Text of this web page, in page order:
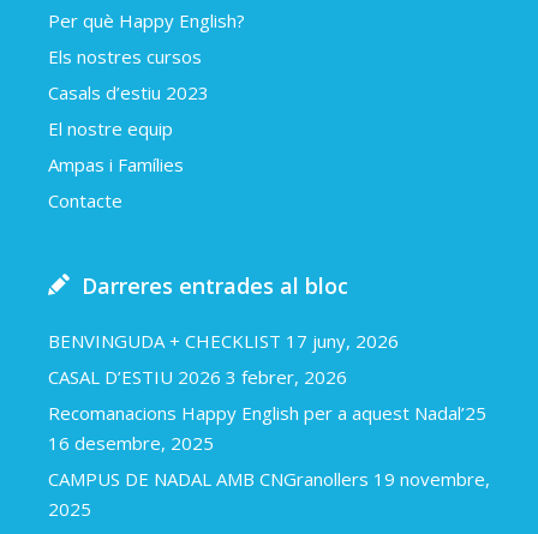
Per què Happy English?
Els nostres cursos
Casals d’estiu 2023
El nostre equip
Ampas i Famílies
Contacte
Darreres entrades al bloc
BENVINGUDA + CHECKLIST 17 juny, 2026
CASAL D’ESTIU 2026 3 febrer, 2026
Recomanacions Happy English per a aquest Nadal’25
16 desembre, 2025
CAMPUS DE NADAL AMB CNGranollers 19 novembre,
2025